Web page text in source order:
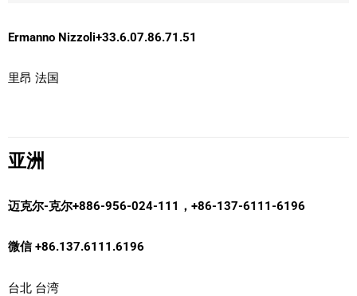
Ermanno Nizzoli+33.6.07.86.71.51
里昂 法国
亚洲
迈克尔-克尔+886-956-024-111，+86-137-6111-6196
微信 +86.137.6111.6196
台北 台湾